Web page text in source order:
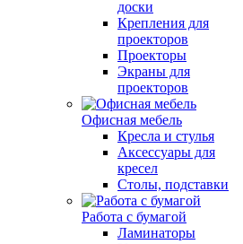
доски
Крепления для
проекторов
Проекторы
Экраны для
проекторов
Офисная мебель
Кресла и стулья
Аксессуары для
кресел
Столы, подставки
Работа с бумагой
Ламинаторы